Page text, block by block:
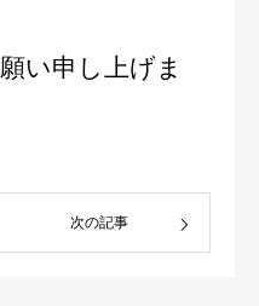
い申し上げま
次の記事